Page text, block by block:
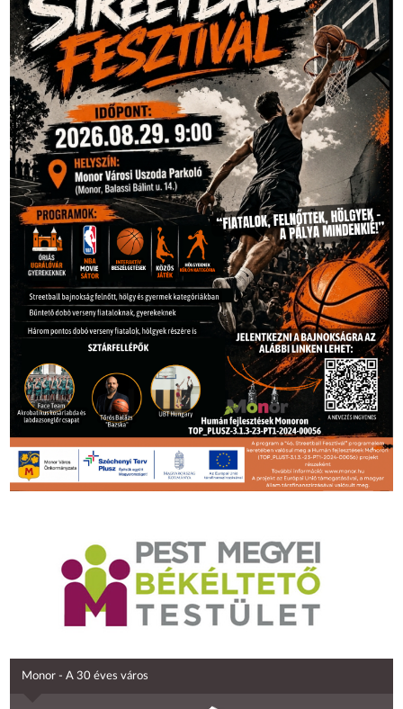
Monor - A 30 éves város